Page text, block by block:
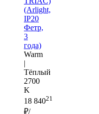
(Arlight,
IP20
Фетр,
3
года)
Warm
|
Тёплый
2700
K
18 84021
₽/